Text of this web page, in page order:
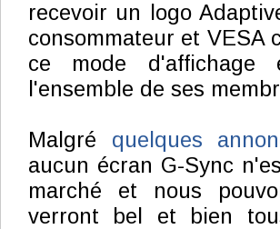
recevoir un logo
consommateur et VESA
ce mode d'affichage
l'ensemble de ses
Malgré quelques
aucun écran G-Sync
marché et nous
verront bel et bien